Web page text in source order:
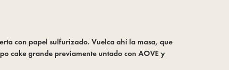
con papel sulfurizado. Vuelca ahí la masa, que
cake grande previamente untado con AOVE y